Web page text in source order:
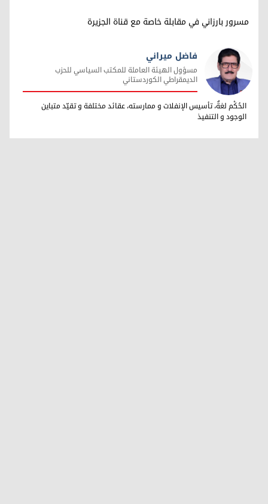
مسرور بارزاني في مقابلة خاصة مع قناة الجزيرة
فاضل ميراني
فاضل ميراني
مسؤول الهيئة العاملة للمكتب السياسي للحزب
الديمقراطي الكوردستاني
الحُكْم لغةٌ، تأسيس الإنفلات و ممارسته، عقائد مختلفة و تقيّد متباين
الوجود و التنفيذ